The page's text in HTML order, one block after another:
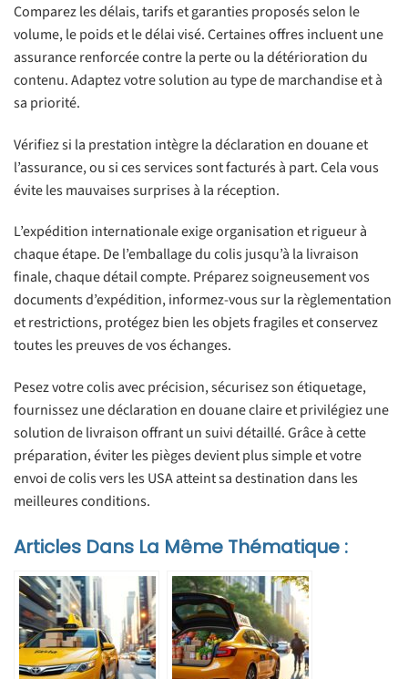
Comparez les délais, tarifs et garanties proposés selon le
volume, le poids et le délai visé. Certaines offres incluent une
assurance renforcée contre la perte ou la détérioration du
contenu. Adaptez votre solution au type de marchandise et à
sa priorité.
Vérifiez si la prestation intègre la déclaration en douane et
l’assurance, ou si ces services sont facturés à part. Cela vous
évite les mauvaises surprises à la réception.
L’expédition internationale exige organisation et rigueur à
chaque étape. De l’emballage du colis jusqu’à la livraison
finale, chaque détail compte. Préparez soigneusement vos
documents d’expédition, informez-vous sur la règlementation
et restrictions, protégez bien les objets fragiles et conservez
toutes les preuves de vos échanges.
Pesez votre colis avec précision, sécurisez son étiquetage,
fournissez une déclaration en douane claire et privilégiez une
solution de livraison offrant un suivi détaillé. Grâce à cette
préparation, éviter les pièges devient plus simple et votre
envoi de colis vers les USA atteint sa destination dans les
meilleures conditions.
Articles Dans La Même Thématique :